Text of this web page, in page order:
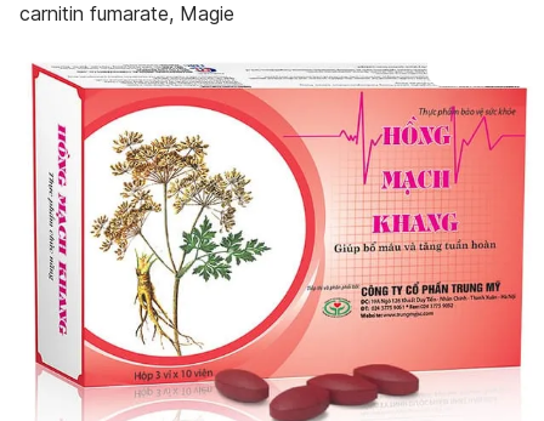
Tác dụng phụ khi dùng TPBVSK Hồng Mạch Khang
Tương tác của TPBVSK Hồng Mạch Khang
Bảo quản Hồng Mạch Khang
Dạng bào chế của Hồng Mạch Khang
carnitin fumarate, Magie